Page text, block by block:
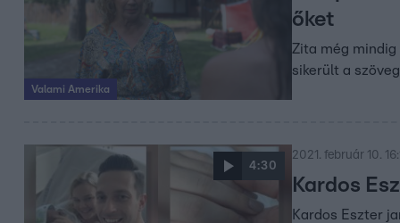
Valami Amerika
őket
Zita még
sikerült a
4:30
2021. február 10.
Kardos
Kardos Eszter